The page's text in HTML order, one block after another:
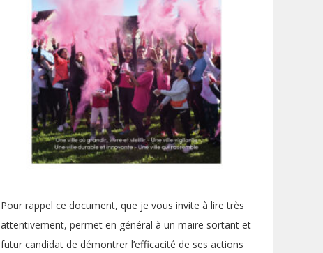
Pour rappel ce document, que je vous invite à lire très
attentivement, permet en général à un maire sortant et
futur candidat de démontrer l’efficacité de ses actions